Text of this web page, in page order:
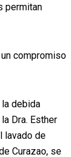
permitan
compromiso
debida
Dra. Esther
lavado de
Curazao, se